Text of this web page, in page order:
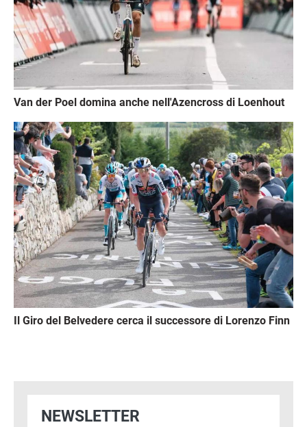
Van der Poel domina anche nell'Azencross di Loenhout
Immagine
Il Giro del Belvedere cerca il successore di Lorenzo Finn
NEWSLETTER